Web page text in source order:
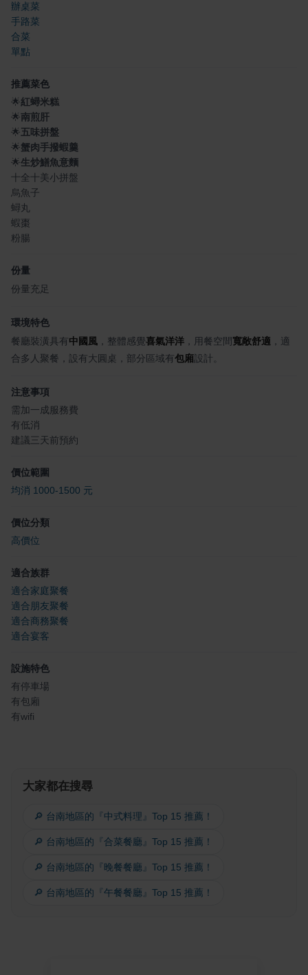
辦桌菜
手路菜
合菜
單點
推薦菜色
🌟紅蟳米糕
🌟南煎肝
🌟五味拼盤
🌟蟹肉手撥蝦羹
🌟生炒鱔魚意麵
十全十美小拼盤
烏魚子
蟳丸
蝦棗
粉腸
份量
份量充足
環境特色
餐廳裝潢具有 中國風 ，整體感覺喜氣洋洋 ，用餐空間寬敞舒適 ，適
合多人聚餐，設有大圓桌，部分區域有包廂設計。
注意事項
需加一成服務費
有低消
建議三天前預約
價位範圍
均消 1000-1500 元
價位分類
高價位
適合族群
適合家庭聚餐
適合朋友聚餐
適合商務聚餐
適合宴客
設施特色
有停車場
有包廂
有wifi
大家都在搜尋
🔎 台南地區的『中式料理』Top 15 推薦！
🔎 台南地區的『合菜餐廳』Top 15 推薦！
🔎 台南地區的『晚餐餐廳』Top 15 推薦！
🔎 台南地區的『午餐餐廳』Top 15 推薦！